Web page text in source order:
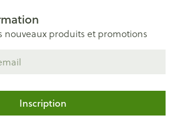
nouveaux produits et promotions
Inscription